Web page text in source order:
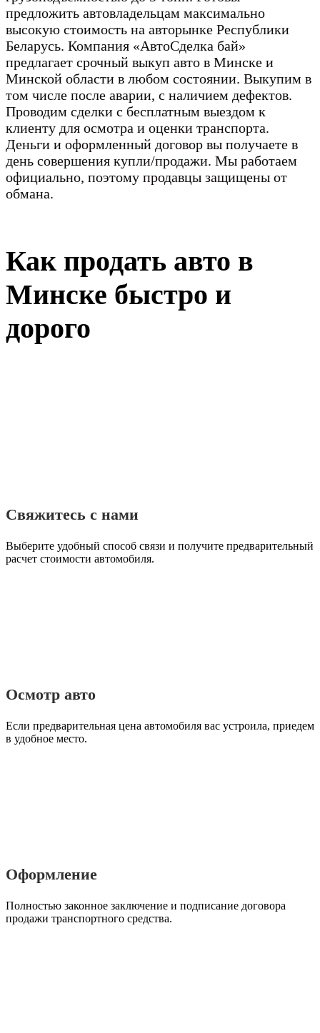
предложить автовладельцам максимально
высокую стоимость на авторынке Республики
Беларусь. Компания «АвтоСделка бай»
предлагает срочный выкуп авто в Минске и
Минской области в любом состоянии. Выкупим в
том числе после аварии, с наличием дефектов.
Проводим сделки с бесплатным выездом к
клиенту для осмотра и оценки транспорта.
Деньги и оформленный договор вы получаете в
день совершения купли/продажи. Мы работаем
официально, поэтому продавцы защищены от
обмана.
Как продать авто в
Минске быстро и
дорого
Свяжитесь с нами
Выберите удобный способ связи и получите предварительный
расчет стоимости автомобиля.
Осмотр авто
Если предварительная цена автомобиля вас устроила, приедем
в удобное место.
Оформление
Полностью законное заключение и подписание договора
продажи транспортного средства.